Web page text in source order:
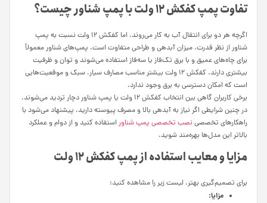
تفاوت پمپ کفکش ۱۲ ولت با پمپ شناور چیست؟
اگرچه هر دو برای انتقال آب به کار می‌روند، اما کفکش ۱۲ ولت نسبت به پمپ
شناور از نظر قدرت، میزان آبدهی و طراحی متفاوت است. پمپ‌های شناور معمولاً
برای چاه‌های عمیق و با برق تک‌فاز یا سه‌فاز استفاده می‌شوند و توان و ظرفیت
بیشتری دارند. کفکش ۱۲ ولت بیشتر مناسب مصارف سیار، سبک و موقعیت‌هایی
است که امکان دسترسی به برق وجود ندارد.
برخی کاربران گاهی بین انتخاب کفکش ۱۲ ولت یا پمپ شناور دچار تردید می‌شوند.
در چنین شرایطی اگر نیاز به آبدهی بالا و مصرف پیوسته دارید، پیشنهاد می‌شود با
راهکارهای تخصصی نصب تخصصی پمپ شناوراستفاده کنید و از دوام و عملکرد
بالاتر این مدل‌ها بهره‌مند شوید.
مزایا و معایب استفاده از پمپ کفکش ۱۲ ولت
برای تصمیم‌گیری بهتر، لیست زیر را مشاهده کنید:
مزایا: